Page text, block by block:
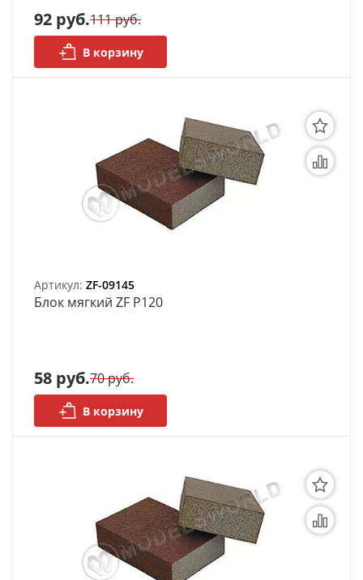
Деревянные бруски
Шпон ценных пород
Подставки под миниатюры
Футляры (витрины) для
моделей
Деревянные 3D модели
Деревянные шкатулки
Новогодние изделия
Дерево БАЛЬЗА и
Модели из ФП смолы
Детские товары
АРХИВ
92 руб.111 руб.
В корзину
Артикул: ZF-09145
Блок мягкий ZF P120
58 руб.70 руб.
В корзину